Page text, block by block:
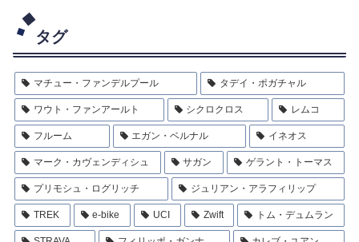
タグ
マチュー・ファンデルプール タデイ・ポガチャル
ワウト・ファンアールト シクロクロス レムコ
フルーム エガン・ベルナル イネオス
マーク・カヴェンディシュ サガン ゲラント・トーマス
プリモシュ・ログリッチ ジュリアン・アラフィリップ
TREK e-bike UCI Zwift トム・デュムラン